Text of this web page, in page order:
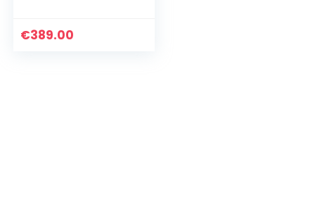
Reissysteem, met
€389.00